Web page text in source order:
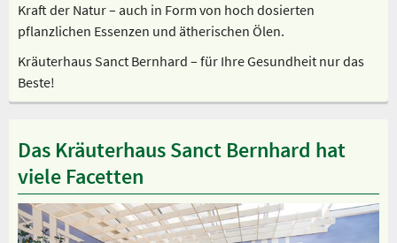
Kraft der Natur – auch in Form von hoch dosierten
pflanzlichen Essenzen und ätherischen Ölen.
Kräuterhaus Sanct Bernhard – für Ihre Gesundheit nur das
Beste!
Das Kräuterhaus Sanct Bernhard hat
viele Facetten